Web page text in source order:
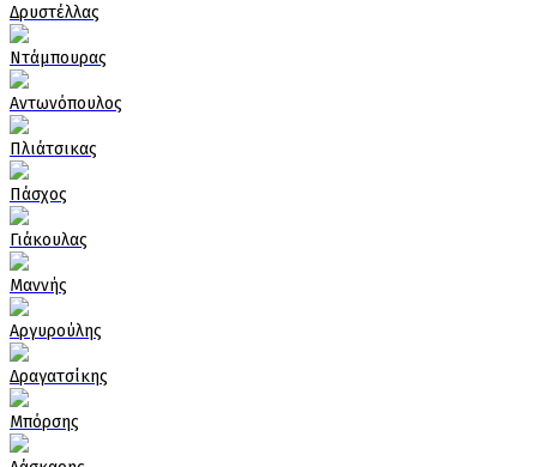
Δρυστέλλας
Ντάμπουρας
Αντωνόπουλος
Πλιάτσικας
Πάσχος
Γιάκουλας
Μαννής
Αργυρούλης
Δραγατσίκης
Μπόρσης